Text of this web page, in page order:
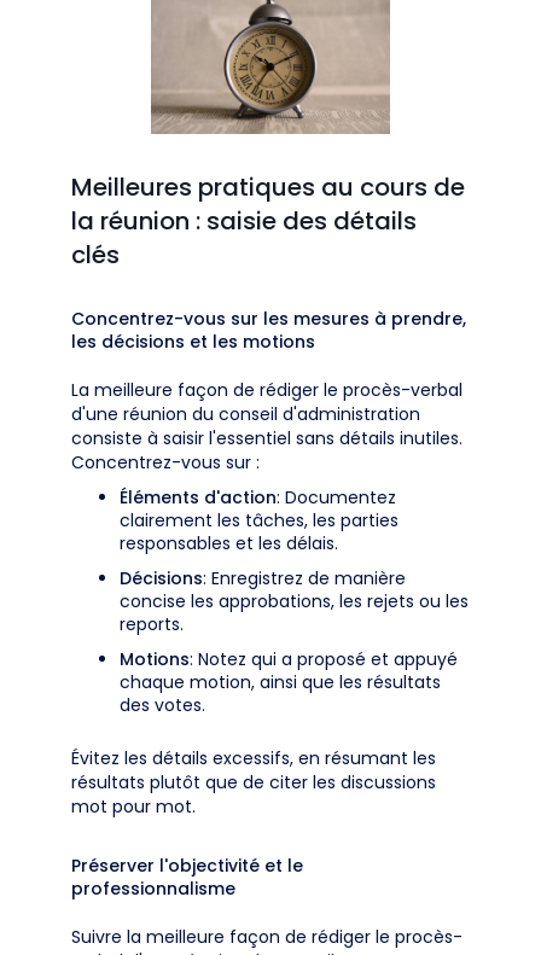
Meilleures pratiques au cours de
la réunion : saisie des détails
clés
Concentrez-vous sur les mesures à prendre,
les décisions et les motions
La meilleure façon de rédiger le procès-verbal
d'une réunion du conseil d'administration
consiste à saisir l'essentiel sans détails inutiles.
Concentrez-vous sur :
Éléments d'action: Documentez
clairement les tâches, les parties
responsables et les délais.
Décisions: Enregistrez de manière
concise les approbations, les rejets ou les
reports.
Motions: Notez qui a proposé et appuyé
chaque motion, ainsi que les résultats
des votes.
Évitez les détails excessifs, en résumant les
résultats plutôt que de citer les discussions
mot pour mot.
Préserver l'objectivité et le
professionnalisme
Suivre la meilleure façon de rédiger le procès-